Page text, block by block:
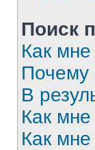
Поиск
Как
Почему
В
Как
Как